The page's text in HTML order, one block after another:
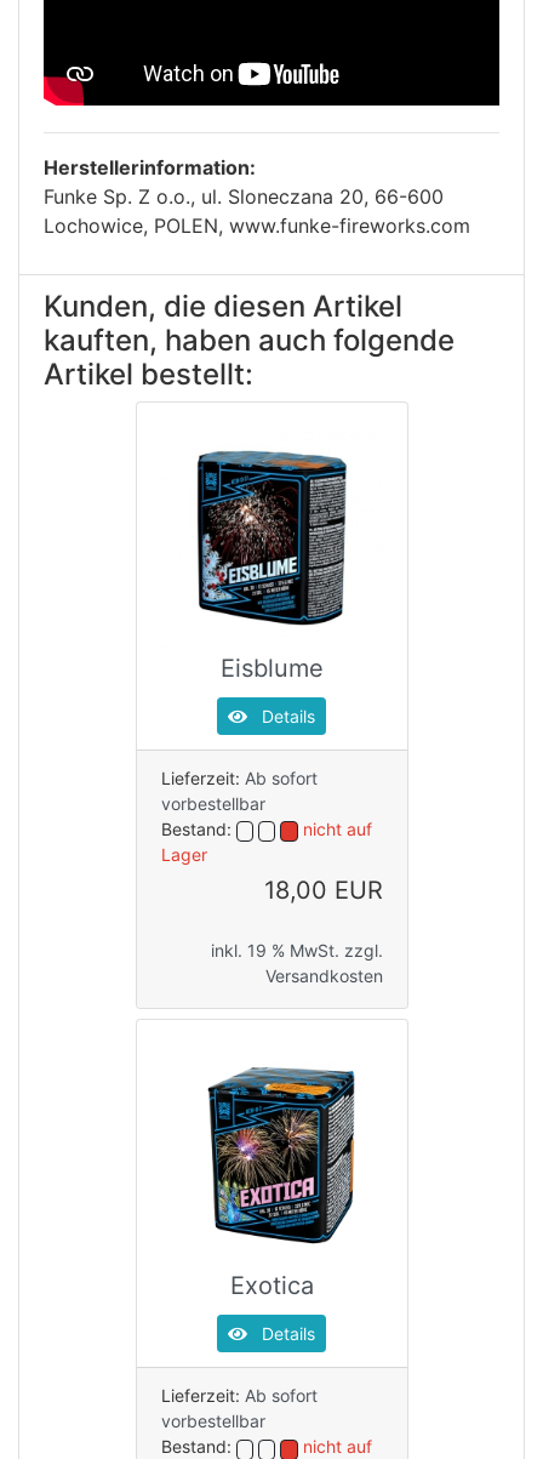
Herstellerinformation:
Funke Sp. Z o.o., ul. Sloneczana 20, 66-600
Lochowice, POLEN, www.funke-fireworks.com
Kunden, die diesen Artikel
kauften, haben auch folgende
Artikel bestellt:
Eisblume
Details
Lieferzeit: Ab sofort
vorbestellbar
Bestand:
nicht auf
Lager
18,00 EUR
inkl. 19 % MwSt. zzgl.
Versandkosten
Exotica
Details
Lieferzeit: Ab sofort
vorbestellbar
Bestand:
nicht auf